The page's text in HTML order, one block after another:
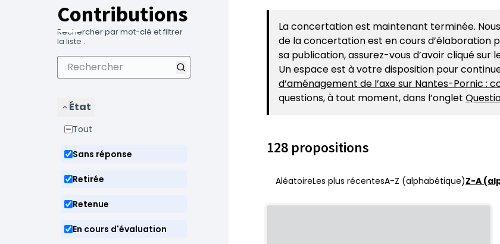
Contributions
Rechercher par mot-clé et filtrer
la liste .
État
Tout
Sans réponse
Retirée
Retenue
En cours d'évaluation
La concertation est maintenant terminée.
de la concertation est en cours d’élaboration
sa publication, assurez-vous d’avoir cliqué
Un espace est à votre disposition pour
d’aménagement de l’axe sur Nantes-Pornic :
questions, à tout moment, dans l’onglet
128 propositions
AléatoireLes plus récentesA-Z (alphabétique)Z-A